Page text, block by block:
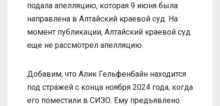
подала апелляцию, которая 9 июня была
направлена в Алтайский краевой суд. На
момент публикации, Алтайский краевой суд
еще не рассмотрел апелляцию.
Добавим, что Алик Гельфенбайн находится
под стражей с конца ноября 2024 года, когда
его поместили в СИЗО. Ему предъявлено